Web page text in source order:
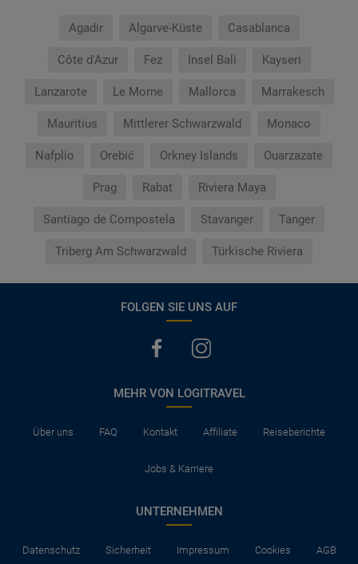
Agadir Algarve-Küste Casablanca
Côte d'Azur Fez Insel Bali Kayseri
Lanzarote Le Morne Mallorca Marrakesch
Mauritius Mittlerer Schwarzwald Monaco
Nafplio Orebić Orkney Islands Ouarzazate
Prag Rabat Riviera Maya
Santiago de Compostela Stavanger Tanger
Triberg Am Schwarzwald Türkische Riviera
FOLGEN SIE UNS AUF
MEHR VON LOGITRAVEL
Über uns FAQ Kontakt Affiliate Reiseberichte
Jobs & Karriere
UNTERNEHMEN
Datenschutz Sicherheit Impressum Cookies AGB